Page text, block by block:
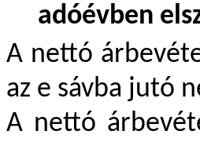
adóévben
A nettó
az e sávba jutó
A nettó